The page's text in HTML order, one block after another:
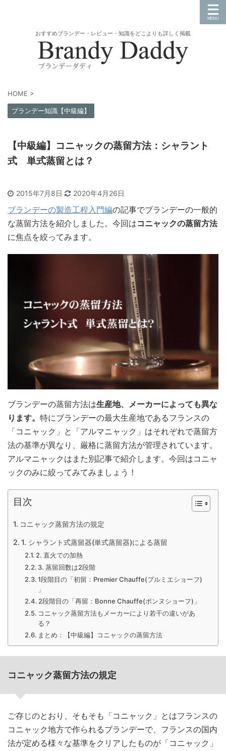
おすすめブランデー・レビュー・知識をどこよりも詳しく掲載
HOME >
ブランデー知識【中級編】
【中級編】コニャックの蒸留方法：シャラント
式 単式蒸留とは？
2015年7月8日 2020年4月26日
ブランデーの製造工程入門編の記事でブランデーの一般的
な蒸留方法を紹介しました。今回はコニャックの蒸留方法
に焦点を絞ってみます。
ブランデーの蒸留方法は生産地、メーカーによっても異な
ります。 特にブランデーの最大生産地であるフランスの
「コニャック」と「アルマニャック」はそれぞれで蒸留方
法の基準が異なり、厳格に蒸留方法が管理されています。
アルマニャックはまた別記事で紹介します。今回はコニャ
ックのみに絞ってみてみましょう！
目次
コニャック蒸留方法の規定
1. シャラント式蒸留器(単式蒸留器)による蒸留
2. 直火での加熱
3. 蒸留回数は2段階
1段階目の「初留：Premier Chauffe(プルミエショーフ)
」
2段階目の「再留：Bonne Chauffe(ボンヌショーフ)」
コニャック蒸留方法もメーカーにより若干の違いがあ
る？
まとめ：【中級編】コニャックの蒸留方法
コニャック蒸留方法の規定
ご存じのとおり、そもそも「コニャック」とはフランスの
コニャック地方で作られるブランデーで、フランスの国内
法が定める様々な基準をクリアしたものが「コニャック」